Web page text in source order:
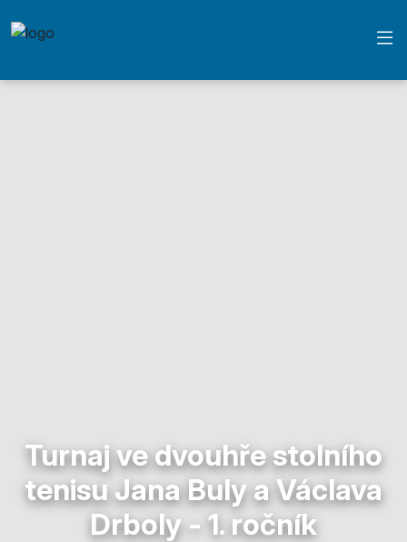
Turnaj ve dvouhře stolního
tenisu Jana Buly a Václava
Drboly - 1. ročník